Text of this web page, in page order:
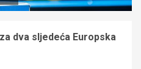
dva sljedeća Europska